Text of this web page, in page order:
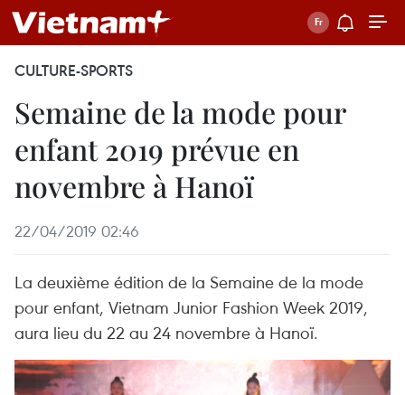
CULTURE-SPORTS
Semaine de la mode pour
enfant 2019 prévue en
novembre à Hanoï
22/04/2019 02:46
La deuxième édition de la Semaine de la mode
pour enfant, Vietnam Junior Fashion Week 2019,
aura lieu du 22 au 24 novembre à Hanoï.